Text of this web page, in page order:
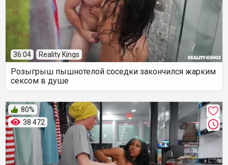
36:04 Reality Kings
Розыгрыш пышнотелой соседки закончился жарким
сексом в душе
38 472
80%